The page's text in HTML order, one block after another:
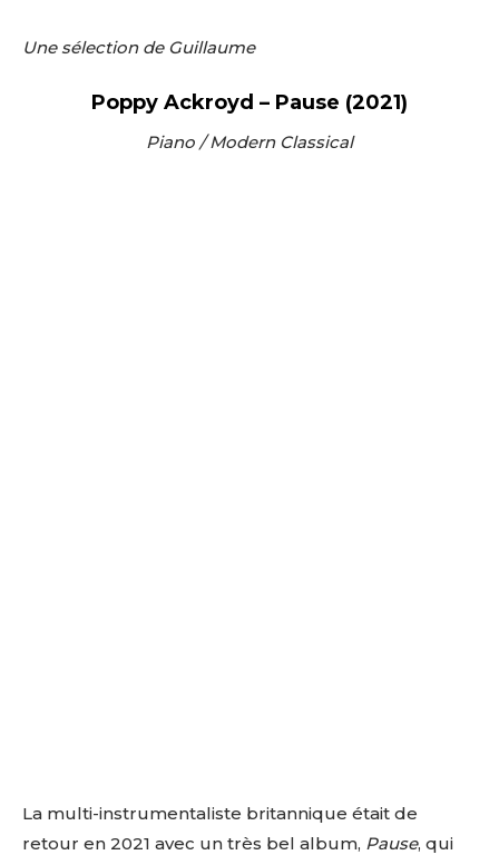
Une sélection de Guillaume
Poppy Ackroyd – Pause (2021)
Piano / Modern Classical
La multi-instrumentaliste britannique était de
retour en 2021 avec un très bel album, Pause, qui